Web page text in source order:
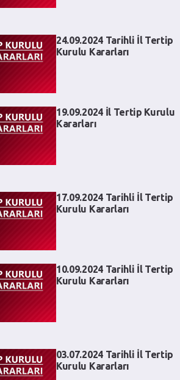
24.09.2024 Tarihli İl Tertip
Kurulu Kararları
19.09.2024 İl Tertip Kurulu
Kararları
17.09.2024 Tarihli İl Tertip
Kurulu Kararları
10.09.2024 Tarihli İl Tertip
Kurulu Kararları
03.07.2024 Tarihli İl Tertip
Kurulu Kararları